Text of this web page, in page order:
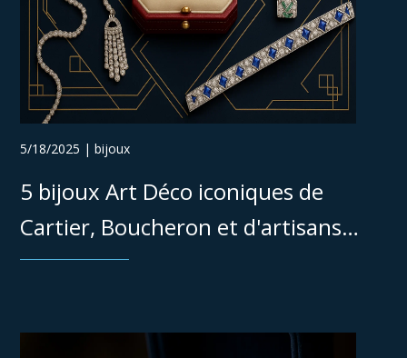
5/18/2025 | bijoux
5 bijoux Art Déco iconiques de
Cartier, Boucheron et d'artisans
suisses